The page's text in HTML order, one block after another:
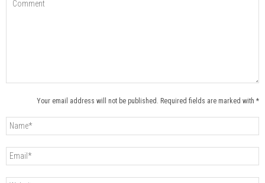
Your email address will not be published. Required fields are marked with *